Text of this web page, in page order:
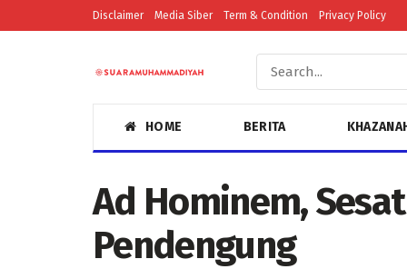
Disclaimer Media Siber Term & Condition Privacy Policy
HOME BERITA
Ad Hominem,
Pendengung